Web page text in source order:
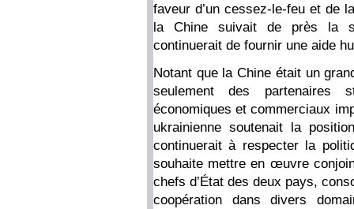
faveur d’un cessez-le-feu et de
la Chine suivait de près la
continuerait de fournir une aide
Notant que la Chine était un
seulement des partenaires
économiques et commerciaux
ukrainienne soutenait la
continuerait à respecter la
souhaite mettre en œuvre
chefs d’État des deux pays,
coopération dans divers